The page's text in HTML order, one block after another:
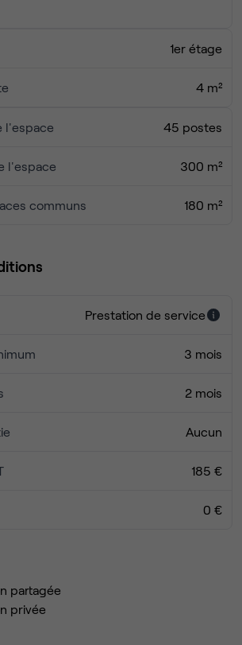
1er étage
4 m²
l'espace 45 postes
l'espace 300 m²
communs 180 m²
Prestation de service
3 mois
2 mois
Aucun
185 €
0 €
partagée
privée